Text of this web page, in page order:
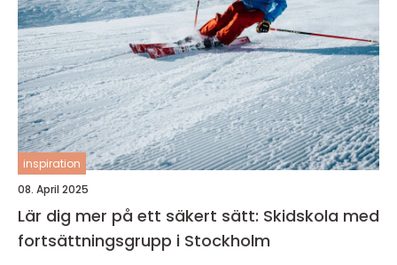
inspiration
08. April 2025
Lär dig mer på ett säkert sätt: Skidskola med
fortsättningsgrupp i Stockholm